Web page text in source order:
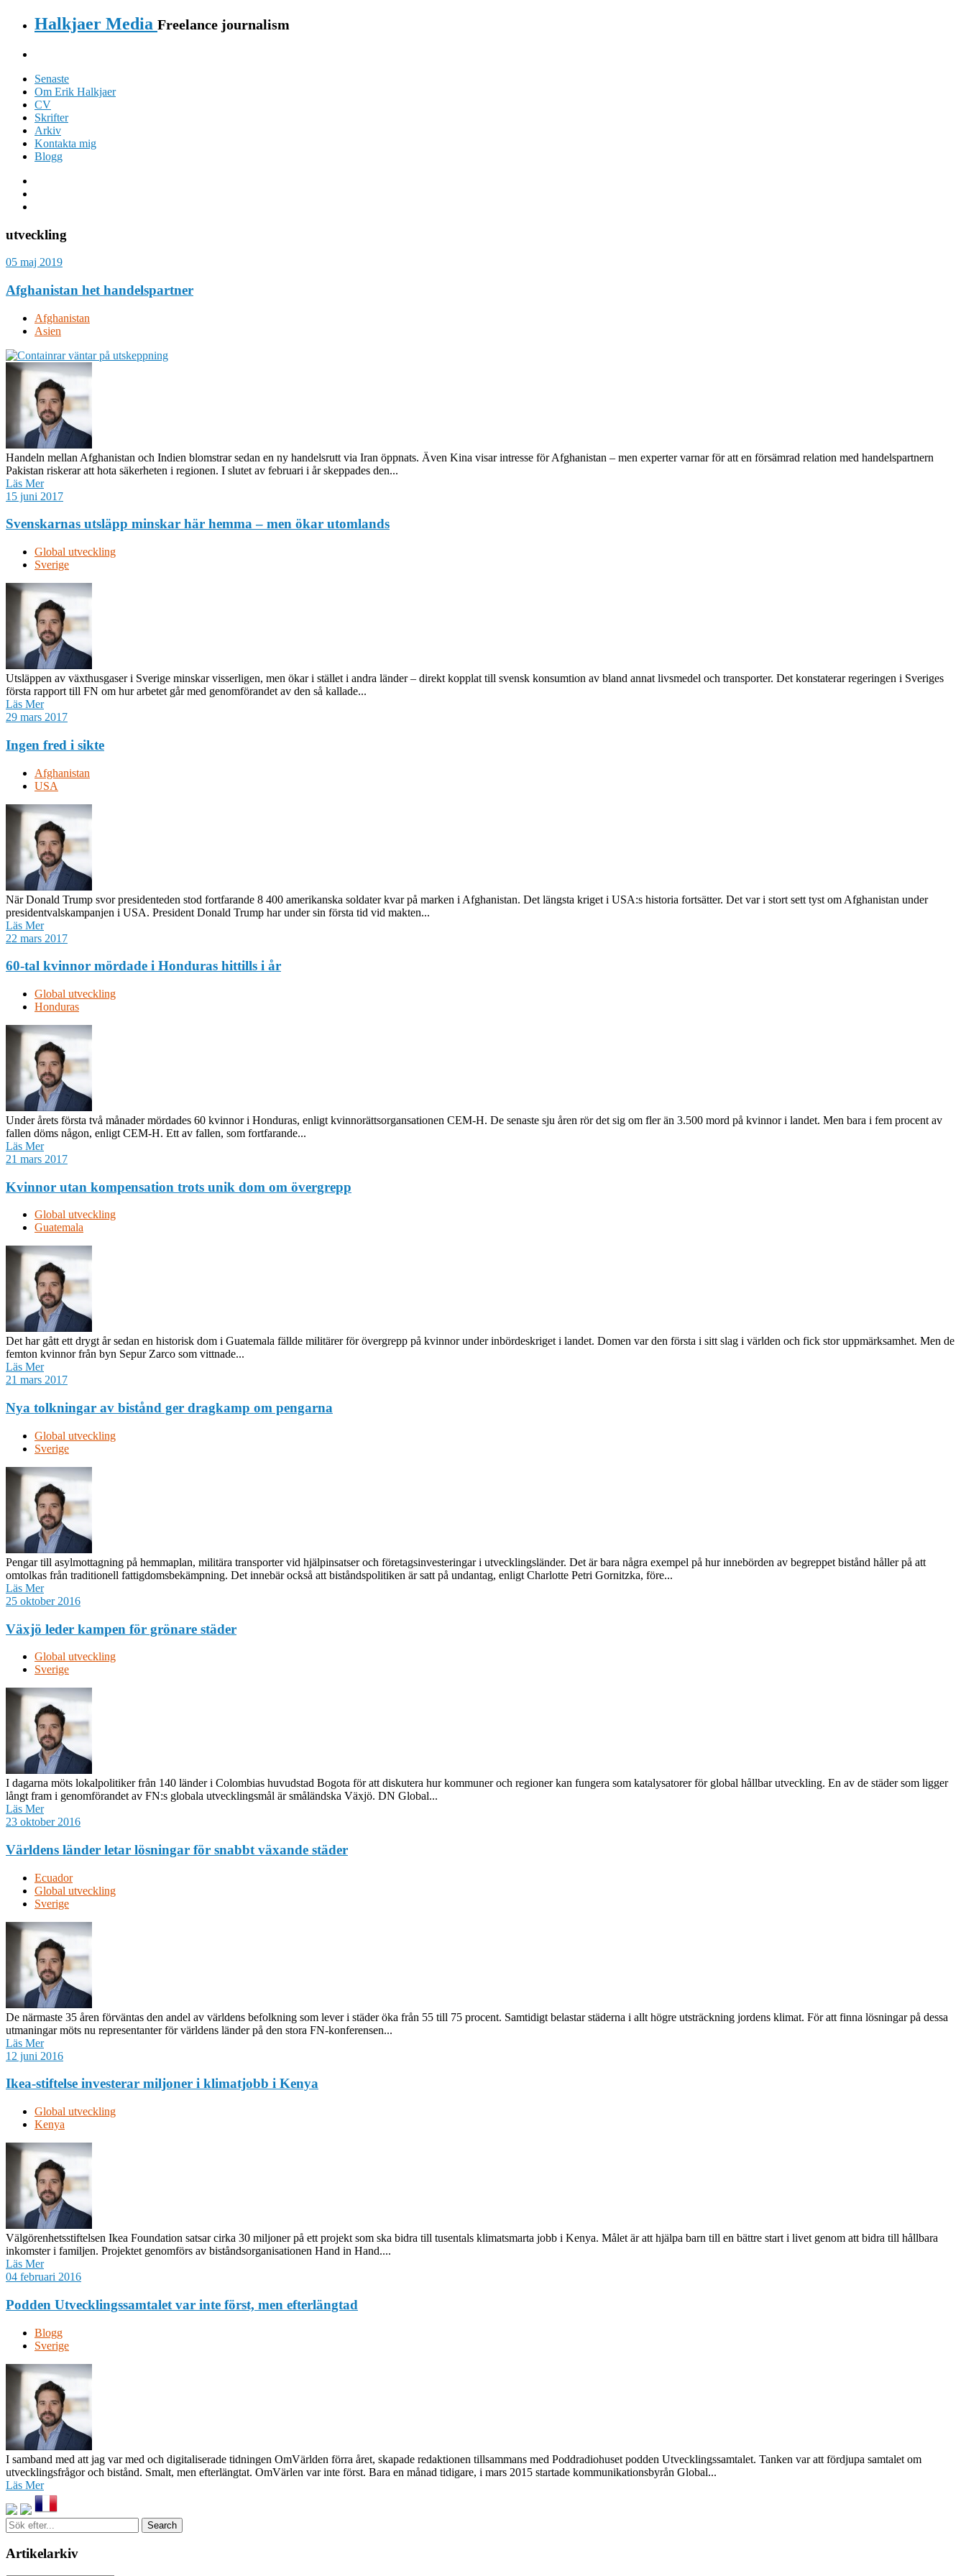
Halkjaer Media Freelance journalism
Senaste
Om Erik Halkjaer
CV
Skrifter
Arkiv
Kontakta mig
Blogg
utveckling
05 maj 2019
Afghanistan het handelspartner
Afghanistan
Asien
Handeln mellan Afghanistan och Indien blomstrar sedan en ny handelsrutt via Iran öppnats. Även Kina visar intresse för Afghanistan – men experter varnar för att en försämrad relation med handelspartnern
Pakistan riskerar att hota säkerheten i regionen. I slutet av februari i år skeppades den...
Läs Mer
15 juni 2017
Svenskarnas utsläpp minskar här hemma – men ökar utomlands
Global utveckling
Sverige
Utsläppen av växthusgaser i Sverige minskar visserligen, men ökar i stället i andra länder – direkt kopplat till svensk konsumtion av bland annat livsmedel och transporter. Det konstaterar regeringen i Sveriges
första rapport till FN om hur arbetet går med genomförandet av den så kallade...
Läs Mer
29 mars 2017
Ingen fred i sikte
Afghanistan
USA
När Donald Trump svor presidenteden stod fortfarande 8 400 amerikanska soldater kvar på marken i Afghanistan. Det längsta kriget i USA:s historia fortsätter. Det var i stort sett tyst om Afghanistan under
presidentvalskampanjen i USA. President Donald Trump har under sin första tid vid makten...
Läs Mer
22 mars 2017
60-tal kvinnor mördade i Honduras hittills i år
Global utveckling
Honduras
Under årets första två månader mördades 60 kvinnor i Honduras, enligt kvinnorättsorgansationen CEM-H. De senaste sju åren rör det sig om fler än 3.500 mord på kvinnor i landet. Men bara i fem procent av
fallen döms någon, enligt CEM-H. Ett av fallen, som fortfarande...
Läs Mer
21 mars 2017
Kvinnor utan kompensation trots unik dom om övergrepp
Global utveckling
Guatemala
Det har gått ett drygt år sedan en historisk dom i Guatemala fällde militärer för övergrepp på kvinnor under inbördeskriget i landet. Domen var den första i sitt slag i världen och fick stor uppmärksamhet. Men de
femton kvinnor från byn Sepur Zarco som vittnade...
Läs Mer
21 mars 2017
Nya tolkningar av bistånd ger dragkamp om pengarna
Global utveckling
Sverige
Pengar till asylmottagning på hemmaplan, militära transporter vid hjälpinsatser och företagsinvesteringar i utvecklingsländer. Det är bara några exempel på hur innebörden av begreppet bistånd håller på att
omtolkas från traditionell fattigdomsbekämpning. Det innebär också att biståndspolitiken är satt på undantag, enligt Charlotte Petri Gornitzka, före...
Läs Mer
25 oktober 2016
Växjö leder kampen för grönare städer
Global utveckling
Sverige
I dagarna möts lokalpolitiker från 140 länder i Colombias huvudstad Bogota för att diskutera hur kommuner och regioner kan fungera som katalysatorer för global hållbar utveckling. En av de städer som ligger
långt fram i genomförandet av FN:s globala utvecklingsmål är småländska Växjö. DN Global...
Läs Mer
23 oktober 2016
Världens länder letar lösningar för snabbt växande städer
Ecuador
Global utveckling
Sverige
De närmaste 35 åren förväntas den andel av världens befolkning som lever i städer öka från 55 till 75 procent. Samtidigt belastar städerna i allt högre utsträckning jordens klimat. För att finna lösningar på dessa
utmaningar möts nu representanter för världens länder på den stora FN-konferensen...
Läs Mer
12 juni 2016
Ikea-stiftelse investerar miljoner i klimatjobb i Kenya
Global utveckling
Kenya
Välgörenhetsstiftelsen Ikea Foundation satsar cirka 30 miljoner på ett projekt som ska bidra till tusentals klimatsmarta jobb i Kenya. Målet är att hjälpa barn till en bättre start i livet genom att bidra till hållbara
inkomster i familjen. Projektet genomförs av biståndsorganisationen Hand in Hand....
Läs Mer
04 februari 2016
Podden Utvecklingssamtalet var inte först, men efterlängtad
Blogg
Sverige
I samband med att jag var med och digitaliserade tidningen OmVärlden förra året, skapade redaktionen tillsammans med Poddradiohuset podden Utvecklingssamtalet. Tanken var att fördjupa samtalet om
utvecklingsfrågor och bistånd. Smalt, men efterlängtat. OmVärlen var inte först. Bara en månad tidigare, i mars 2015 startade kommunikationsbyrån Global...
Läs Mer
Sök
efter...
Artikelarkiv